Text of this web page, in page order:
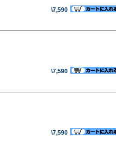
\7,590
\7,590
\7,590